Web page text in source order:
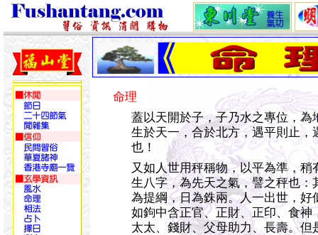
命理
蓋以天開於子，子乃水之專位，為
生於天一，合於北方，遇平則止，
也！
又如人世用秤稱物，以平為準，稍
生八字，為先天之氣，譬之秤也：
為提綱，日為銖兩。人一出世，好
如鉤中含正官、正財、正印、食神
太太、錢財、父母助力、長壽。但